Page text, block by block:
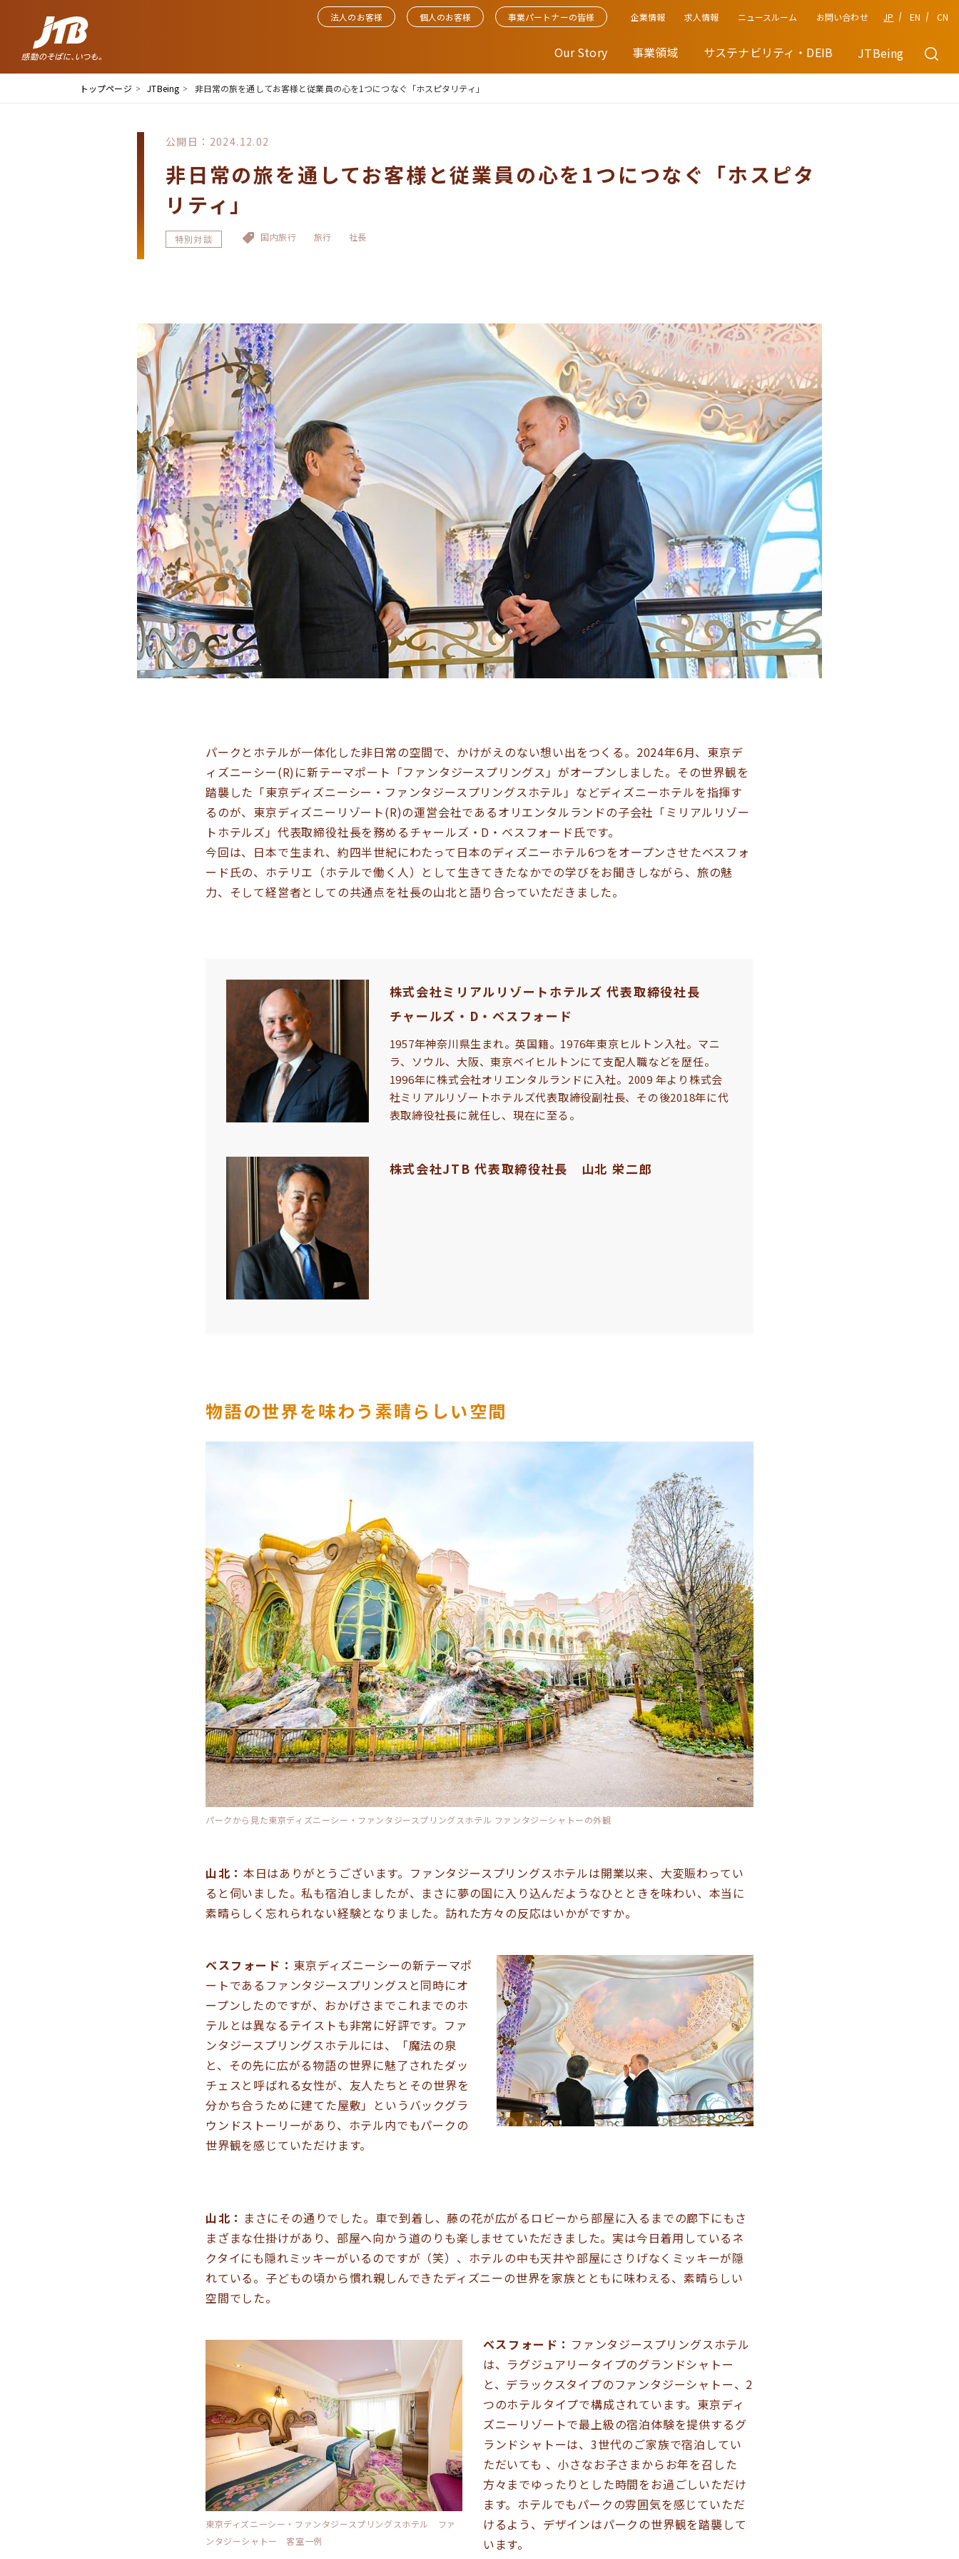
法人のお客様 個人のお客様 事業パートナーの皆様
Our Story 事業領域 サステナビリティ・DEIB JTBeing
企業情報 求人情報 ニュースルーム お問い合わせ JP EN CN
トップページ JTBeing 非日常の旅を通してお客様と従業員の心を1つにつなぐ「ホスピタリティ」
公開日：2024.12.02
非日常の旅を通してお客様と従業員の心を1つにつなぐ「ホスピタ
リティ」
特別対談 国内旅行 旅行 社長
パークとホテルが一体化した非日常の空間で、かけがえのない想い出をつくる。2024年6月、東京デ
ィズニーシー(R)に新テーマポート「ファンタジースプリングス」がオープンしました。その世界観を
踏襲した「東京ディズニーシー・ファンタジースプリングスホテル」などディズニーホテルを指揮す
るのが、東京ディズニーリゾート(R)の運営会社であるオリエンタルランドの子会社「ミリアルリゾー
トホテルズ」代表取締役社長を務めるチャールズ・D・ベスフォード氏です。
今回は、日本で生まれ、約四半世紀にわたって日本のディズニーホテル6つをオープンさせたベスフォ
ード氏の、ホテリエ（ホテルで働く人）として生きてきたなかでの学びをお聞きしながら、旅の魅
力、そして経営者としての共通点を社長の山北と語り合っていただきました。
株式会社ミリアルリゾートホテルズ 代表取締役社長
チャールズ・D・ベスフォード
1957年神奈川県生まれ。英国籍。1976年東京ヒルトン入社。マニ
ラ、ソウル、大阪、東京ベイヒルトンにて支配人職などを歴任。
1996年に株式会社オリエンタルランドに入社。2009 年より株式会
社ミリアルリゾートホテルズ代表取締役副社長、その後2018年に代
表取締役社長に就任し、現在に至る。
株式会社JTB 代表取締役社長 山北 栄二郎
物語の世界を味わう素晴らしい空間
パークから見た東京ディズニーシー・ファンタジースプリングスホテル ファンタジーシャトーの外観
山北： 本日はありがとうございます。ファンタジースプリングスホテルは開業以来、大変賑わってい
ると伺いました。私も宿泊しましたが、まさに夢の国に入り込んだようなひとときを味わい、本当に
素晴らしく忘れられない経験となりました。訪れた方々の反応はいかがですか。
ベスフォード： 東京ディズニーシーの新テーマポ
ートであるファンタジースプリングスと同時にオ
ープンしたのですが、おかげさまでこれまでのホ
テルとは異なるテイストも非常に好評です。ファ
ンタジースプリングスホテルには、「魔法の泉
と、その先に広がる物語の世界に魅了されたダッ
チェスと呼ばれる女性が、友人たちとその世界を
分かち合うために建てた屋敷」というバックグラ
ウンドストーリーがあり、ホテル内でもパークの
世界観を感じていただけます。
山北： まさにその通りでした。車で到着し、藤の花が広がるロビーから部屋に入るまでの廊下にもさ
まざまな仕掛けがあり、部屋へ向かう道のりも楽しませていただきました。実は今日着用しているネ
クタイにも隠れミッキーがいるのですが（笑）、ホテルの中も天井や部屋にさりげなくミッキーが隠
れている。子どもの頃から慣れ親しんできたディズニーの世界を家族とともに味わえる、素晴らしい
空間でした。
東京ディズニーシー・ファンタジースプリングスホテル ファ
ンタジーシャトー 客室一例
ベスフォード： ファンタジースプリングスホテル
は、ラグジュアリータイプのグランドシャトー
と、デラックスタイプのファンタジーシャトー、2
つのホテルタイプで構成されています。東京ディ
ズニーリゾートで最上級の宿泊体験を提供するグ
ランドシャトーは、3世代のご家族で宿泊してい
ただいても 、小さなお子さまからお年を召した
方々までゆったりとした時間をお過ごしいただけ
ます。ホテルでもパークの雰囲気を感じていただ
けるよう、デザインはパークの世界観を踏襲して
います。